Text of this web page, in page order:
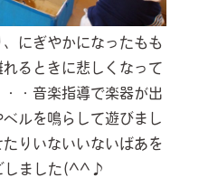
にぎやかになったもも
るときに悲しくなって
・・音楽指導で楽器が出
ルを鳴らして遊びまし
りいないいないばあを
しました(^^♪